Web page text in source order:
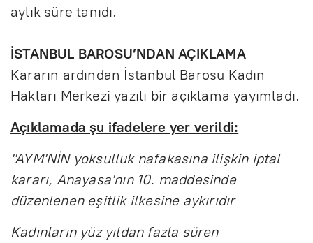
aylık süre tanıdı.
İSTANBUL BAROSU’NDAN AÇIKLAMA
Kararın ardından İstanbul Barosu Kadın
Hakları Merkezi yazılı bir açıklama yayımladı.
Açıklamada şu ifadelere yer verildi:
"AYM'NİN yoksulluk nafakasına ilişkin iptal
kararı, Anayasa'nın 10. maddesinde
düzenlenen eşitlik ilkesine aykırıdır
Kadınların yüz yıldan fazla süren